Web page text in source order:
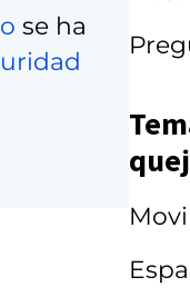
se ha